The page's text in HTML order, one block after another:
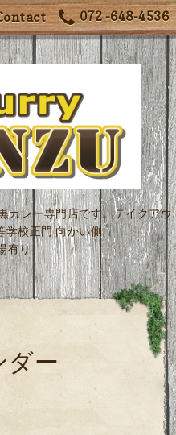
072 -648-4536
カレー専門店です。テイクアウ
学校正門 向かい側
有り
ー